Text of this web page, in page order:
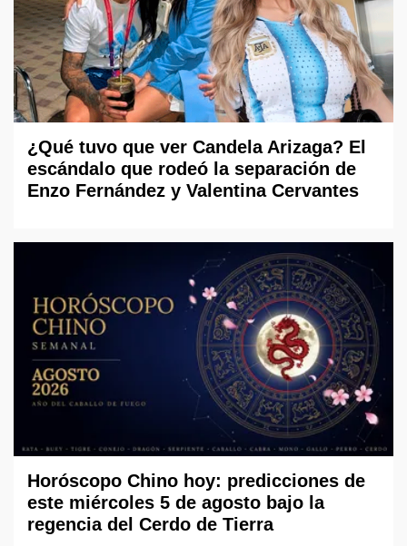
¿Qué tuvo que ver Candela Arizaga? El
escándalo que rodeó la separación de
Enzo Fernández y Valentina Cervantes
Horóscopo Chino hoy: predicciones de
este miércoles 5 de agosto bajo la
regencia del Cerdo de Tierra